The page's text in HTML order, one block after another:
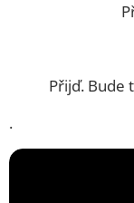
🎫
Přijď. Bude
.